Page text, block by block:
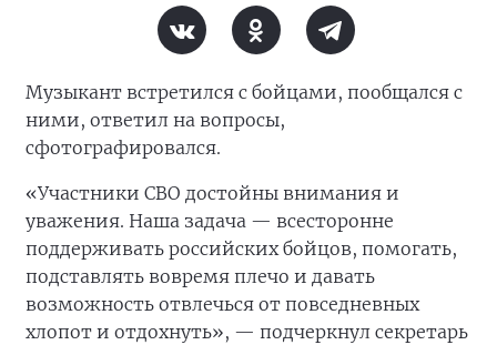
Музыкант встретился с бойцами, пообщался с
ними, ответил на вопросы,
сфотографировался.
«Участники СВО достойны внимания и
уважения. Наша задача — всесторонне
поддерживать российских бойцов, помогать,
подставлять вовремя плечо и давать
возможность отвлечься от повседневных
хлопот и отдохнуть», — подчеркнул секретарь